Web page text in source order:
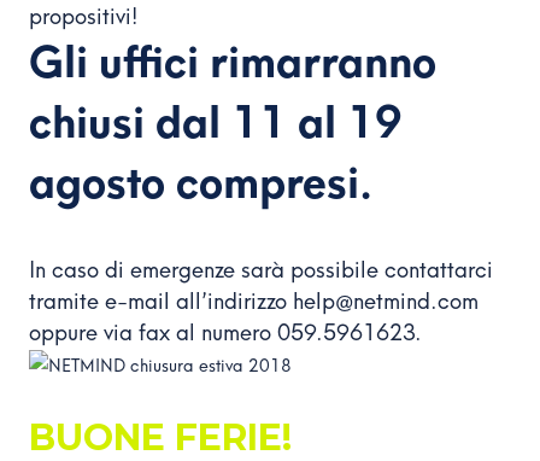
propositivi!
Gli uffici rimarranno
chiusi dal 11 al 19
agosto compresi.
In caso di emergenze sarà possibile contattarci
tramite e-mail all’indirizzo help@netmind.com
oppure via fax al numero 059.5961623.
BUONE FERIE!